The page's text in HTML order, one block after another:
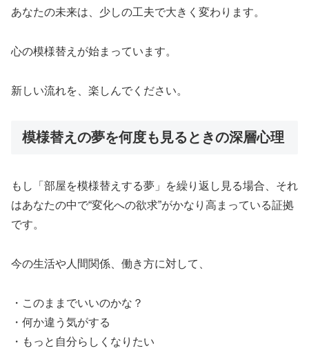
あなたの未来は、少しの工夫で大きく変わります。
心の模様替えが始まっています。
新しい流れを、楽しんでください。
模様替えの夢を何度も見るときの深層心理
もし「部屋を模様替えする夢」を繰り返し見る場合、それ
はあなたの中で“変化への欲求”がかなり高まっている証拠
です。
今の生活や人間関係、働き方に対して、
・このままでいいのかな？
・何か違う気がする
・もっと自分らしくなりたい